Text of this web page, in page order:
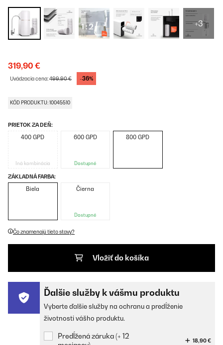
+3
319,90 €
Uvádzacia cena:499,90 € -36%
KÓD PRODUKTU: 10045510
PRIETOK ZA DEŇ:
400 GPD
Iná kombinácia
600 GPD
Dostupné
800 GPD
ZÁKLADNÁ FARBA:
Biela Čierna
Dostupné
Čo znamenajú tieto stavy?
Vložiť do košíka
Ďalšie služby k vášmu produktu
Vyberte ďalšie služby na ochranu a predĺženie
životnosti vášho produktu.
Predĺžená záruka (+ 12
18,90 €